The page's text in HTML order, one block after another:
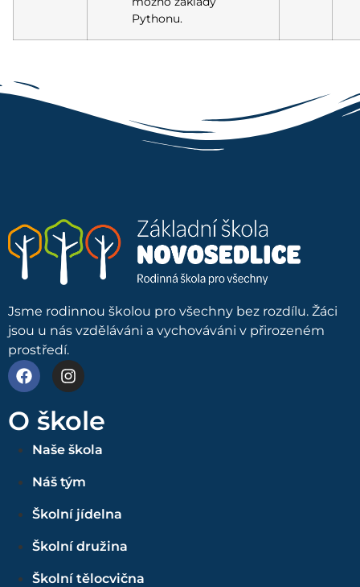
Pythonu.
Jsme rodinnou školou pro všechny bez rozdílu. Žáci
jsou u nás vzděláváni a vychováváni v přirozeném
prostředí.
O škole
Naše škola
Náš tým
Školní jídelna
Školní družina
Školní tělocvična